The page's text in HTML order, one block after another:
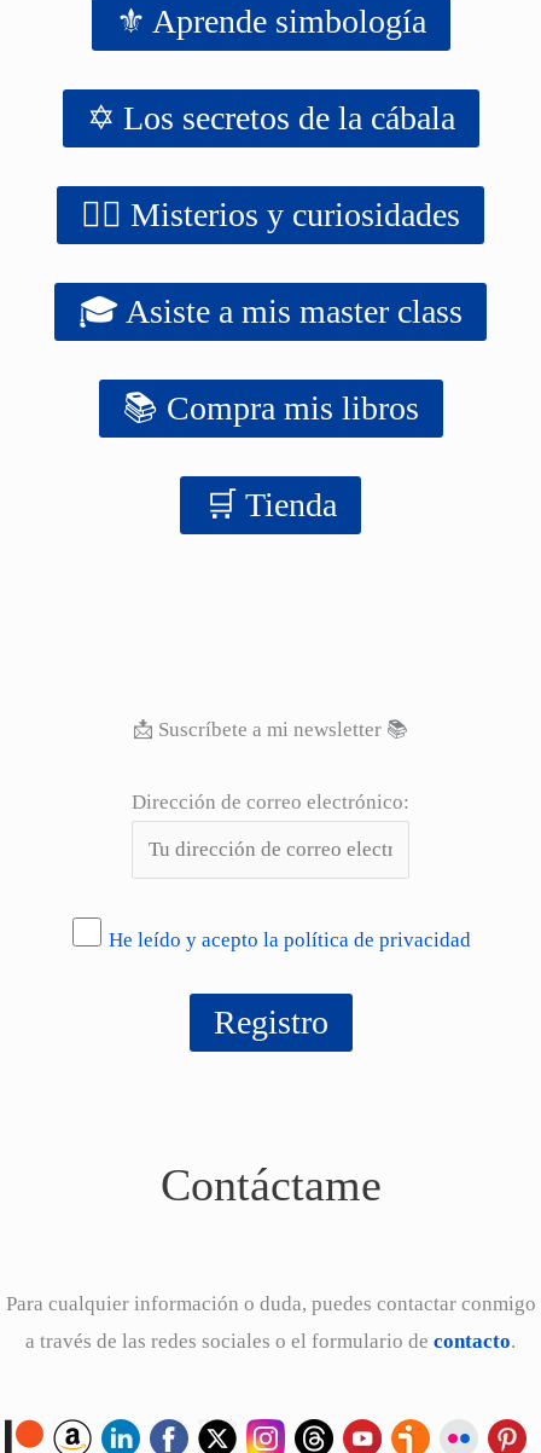
⚜️ Aprende simbología
✡️ Los secretos de la cábala
‍‍‍‍‍🧙‍♂️ Misterios y curiosidades
🎓 Asiste a mis master class
📚 Compra mis libros
‍‍🛒 Tienda
📩 Suscríbete a mi newsletter 📚
Dirección de correo electrónico:
He leído y acepto la política de privacidad
Contáctame
Para cualquier información o duda, puedes contactar conmigo
a través de las redes sociales o el formulario de contacto.